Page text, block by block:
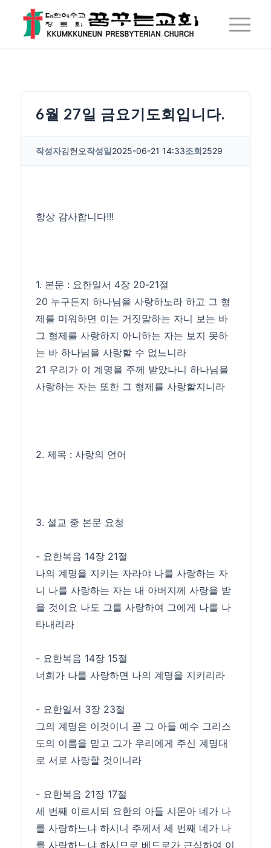
6월 27일 금요기도회입니다.
작성자김현오작성일2025-06-21 14:33조회2529
항상 감사합니다!!!
1. 본문 : 요한일서 4장 20-21절
20 누구든지 하나님을 사랑하노라 하고 그 형
제를 미워하면 이는 거짓말하는 자니 보는 바
그 형제를 사랑하지 아니하는 자는 보지 못하
는 바 하나님을 사랑할 수 없느니라
21 우리가 이 계명을 주께 받았나니 하나님을
사랑하는 자는 또한 그 형제를 사랑할지니라
2. 제목 : 사랑의 언어
3. 설교 중 본문 요청
- 요한복음 14장 21절
나의 계명을 지키는 자라야 나를 사랑하는 자
니 나를 사랑하는 자는 내 아버지께 사랑을 받
을 것이요 나도 그를 사랑하여 그에게 나를 나
타내리라
- 요한복음 14장 15절
너희가 나를 사랑하면 나의 계명을 지키리라
- 요한일서 3장 23절
그의 계명은 이것이니 곧 그 아들 예수 그리스
도의 이름을 믿고 그가 우리에게 주신 계명대
로 서로 사랑할 것이니라
- 요한복음 21장 17절
세 번째 이르시되 요한의 아들 시몬아 네가 나
를 사랑하느냐 하시니 주께서 세 번째 네가 나
를 사랑하느냐 하시므로 베드로가 근심하여 이